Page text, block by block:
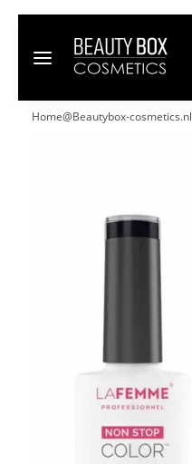
Home@Beautybox-cosmetics.nl